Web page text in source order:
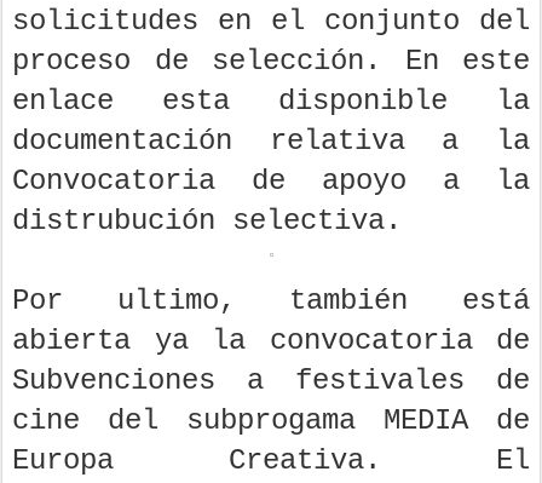
solicitudes en el conjunto del
proceso de selección. En este
enlace esta disponible la
documentación relativa a la
Convocatoria de apoyo a la
distrubución selectiva.
Por ultimo, también está
abierta ya la convocatoria de
Subvenciones a festivales de
cine del subprogama MEDIA de
Europa Creativa. El